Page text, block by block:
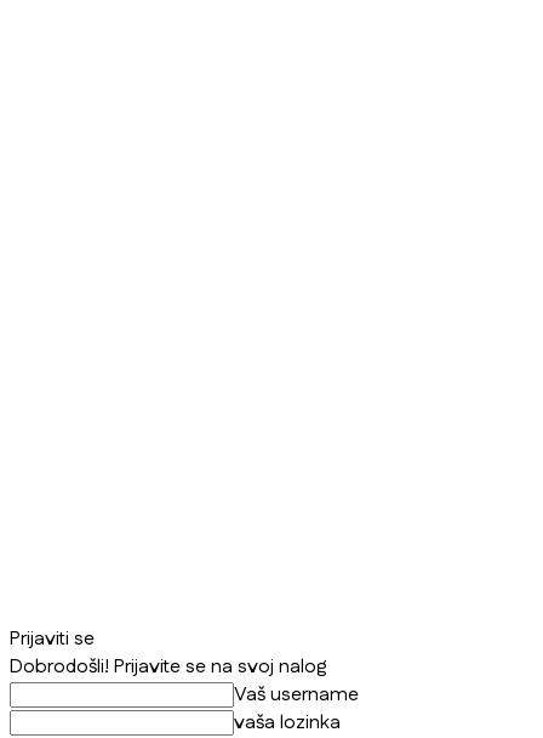
Prijaviti se
Dobrodošli! Prijavite se na svoj nalog
Vaš username
vaša lozinka